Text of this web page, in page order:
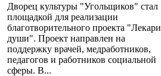
Дворец культуры "Угольщиков" стал
площадкой для реализации
благотворительного проекта "Лекари
души". Проект направлен на
поддержку врачей, медработников,
педагогов и работников социальной
сферы. В...